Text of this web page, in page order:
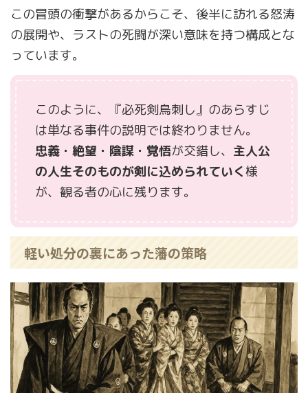
この冒頭の衝撃があるからこそ、後半に訪れる怒涛
の展開や、ラストの死闘が深い意味を持つ構成とな
っています。
このように、『必死剣鳥刺し』のあらすじ
は単なる事件の説明では終わりません。
忠義・絶望・陰謀・覚悟が交錯し、 主人公
の人生そのものが剣に込められていく様
が、観る者の心に残ります。
軽い処分の裏にあった藩の策略